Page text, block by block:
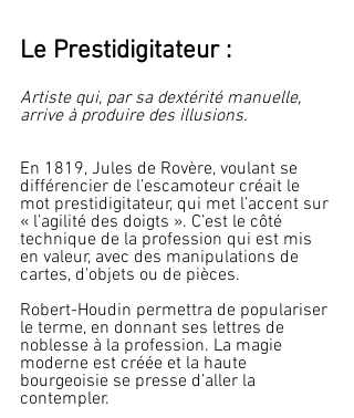
Le Prestidigitateur :
Artiste qui, par sa dextérité manuelle,
arrive à produire des illusions.
En 1819, Jules de Rovère, voulant se
différencier de l’escamoteur créait le
mot prestidigitateur, qui met l’accent sur
« l’agilité des doigts ». C’est le côté
technique de la profession qui est mis
en valeur, avec des manipulations de
cartes, d'objets ou de pièces.
Robert-Houdin permettra de populariser
le terme, en donnant ses lettres de
noblesse à la profession. La magie
moderne est créée et la haute
bourgeoisie se presse d’aller la
contempler.